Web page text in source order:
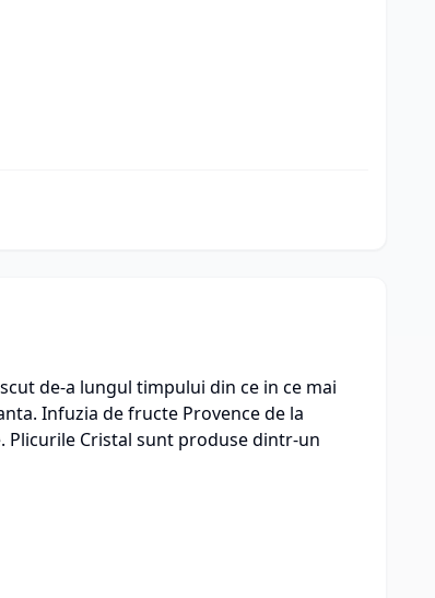
de-a lungul timpului din ce in ce mai
Infuzia de fructe Provence de la
Plicurile Cristal sunt produse dintr-un